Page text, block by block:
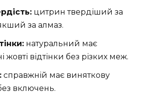
цитрин твердіший за
за алмаз.
натуральний має
жовті відтінки без різких меж.
справжній має виняткову
включень.